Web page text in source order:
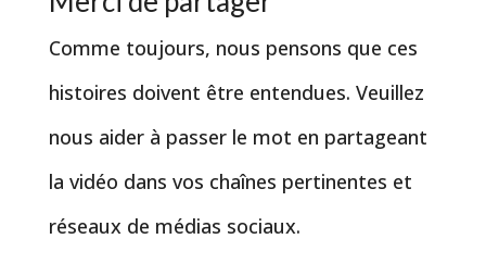
Comme toujours, nous pensons que ces
histoires doivent être entendues. Veuillez
nous aider à passer le mot en partageant
la vidéo dans vos chaînes pertinentes et
réseaux de médias sociaux.